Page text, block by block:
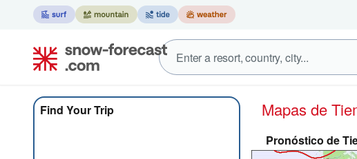
Find Your Trip Mapas de
Pronóstico de